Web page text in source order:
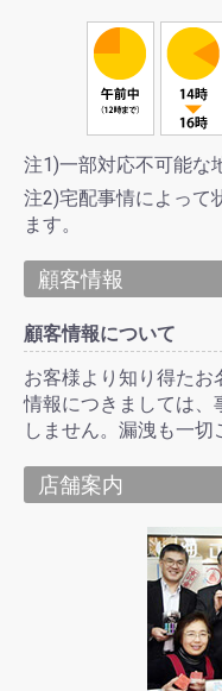
注1)一部対応不可能な
注2)宅配事情によって
ます。
顧客情報
顧客情報について
お客様より知り得たお
情報につきましては、
しません。漏洩も一切
店舗案内